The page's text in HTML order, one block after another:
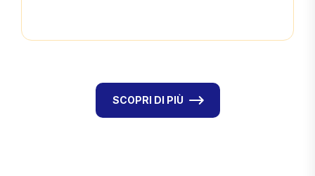
SCOPRI DI PIÙ